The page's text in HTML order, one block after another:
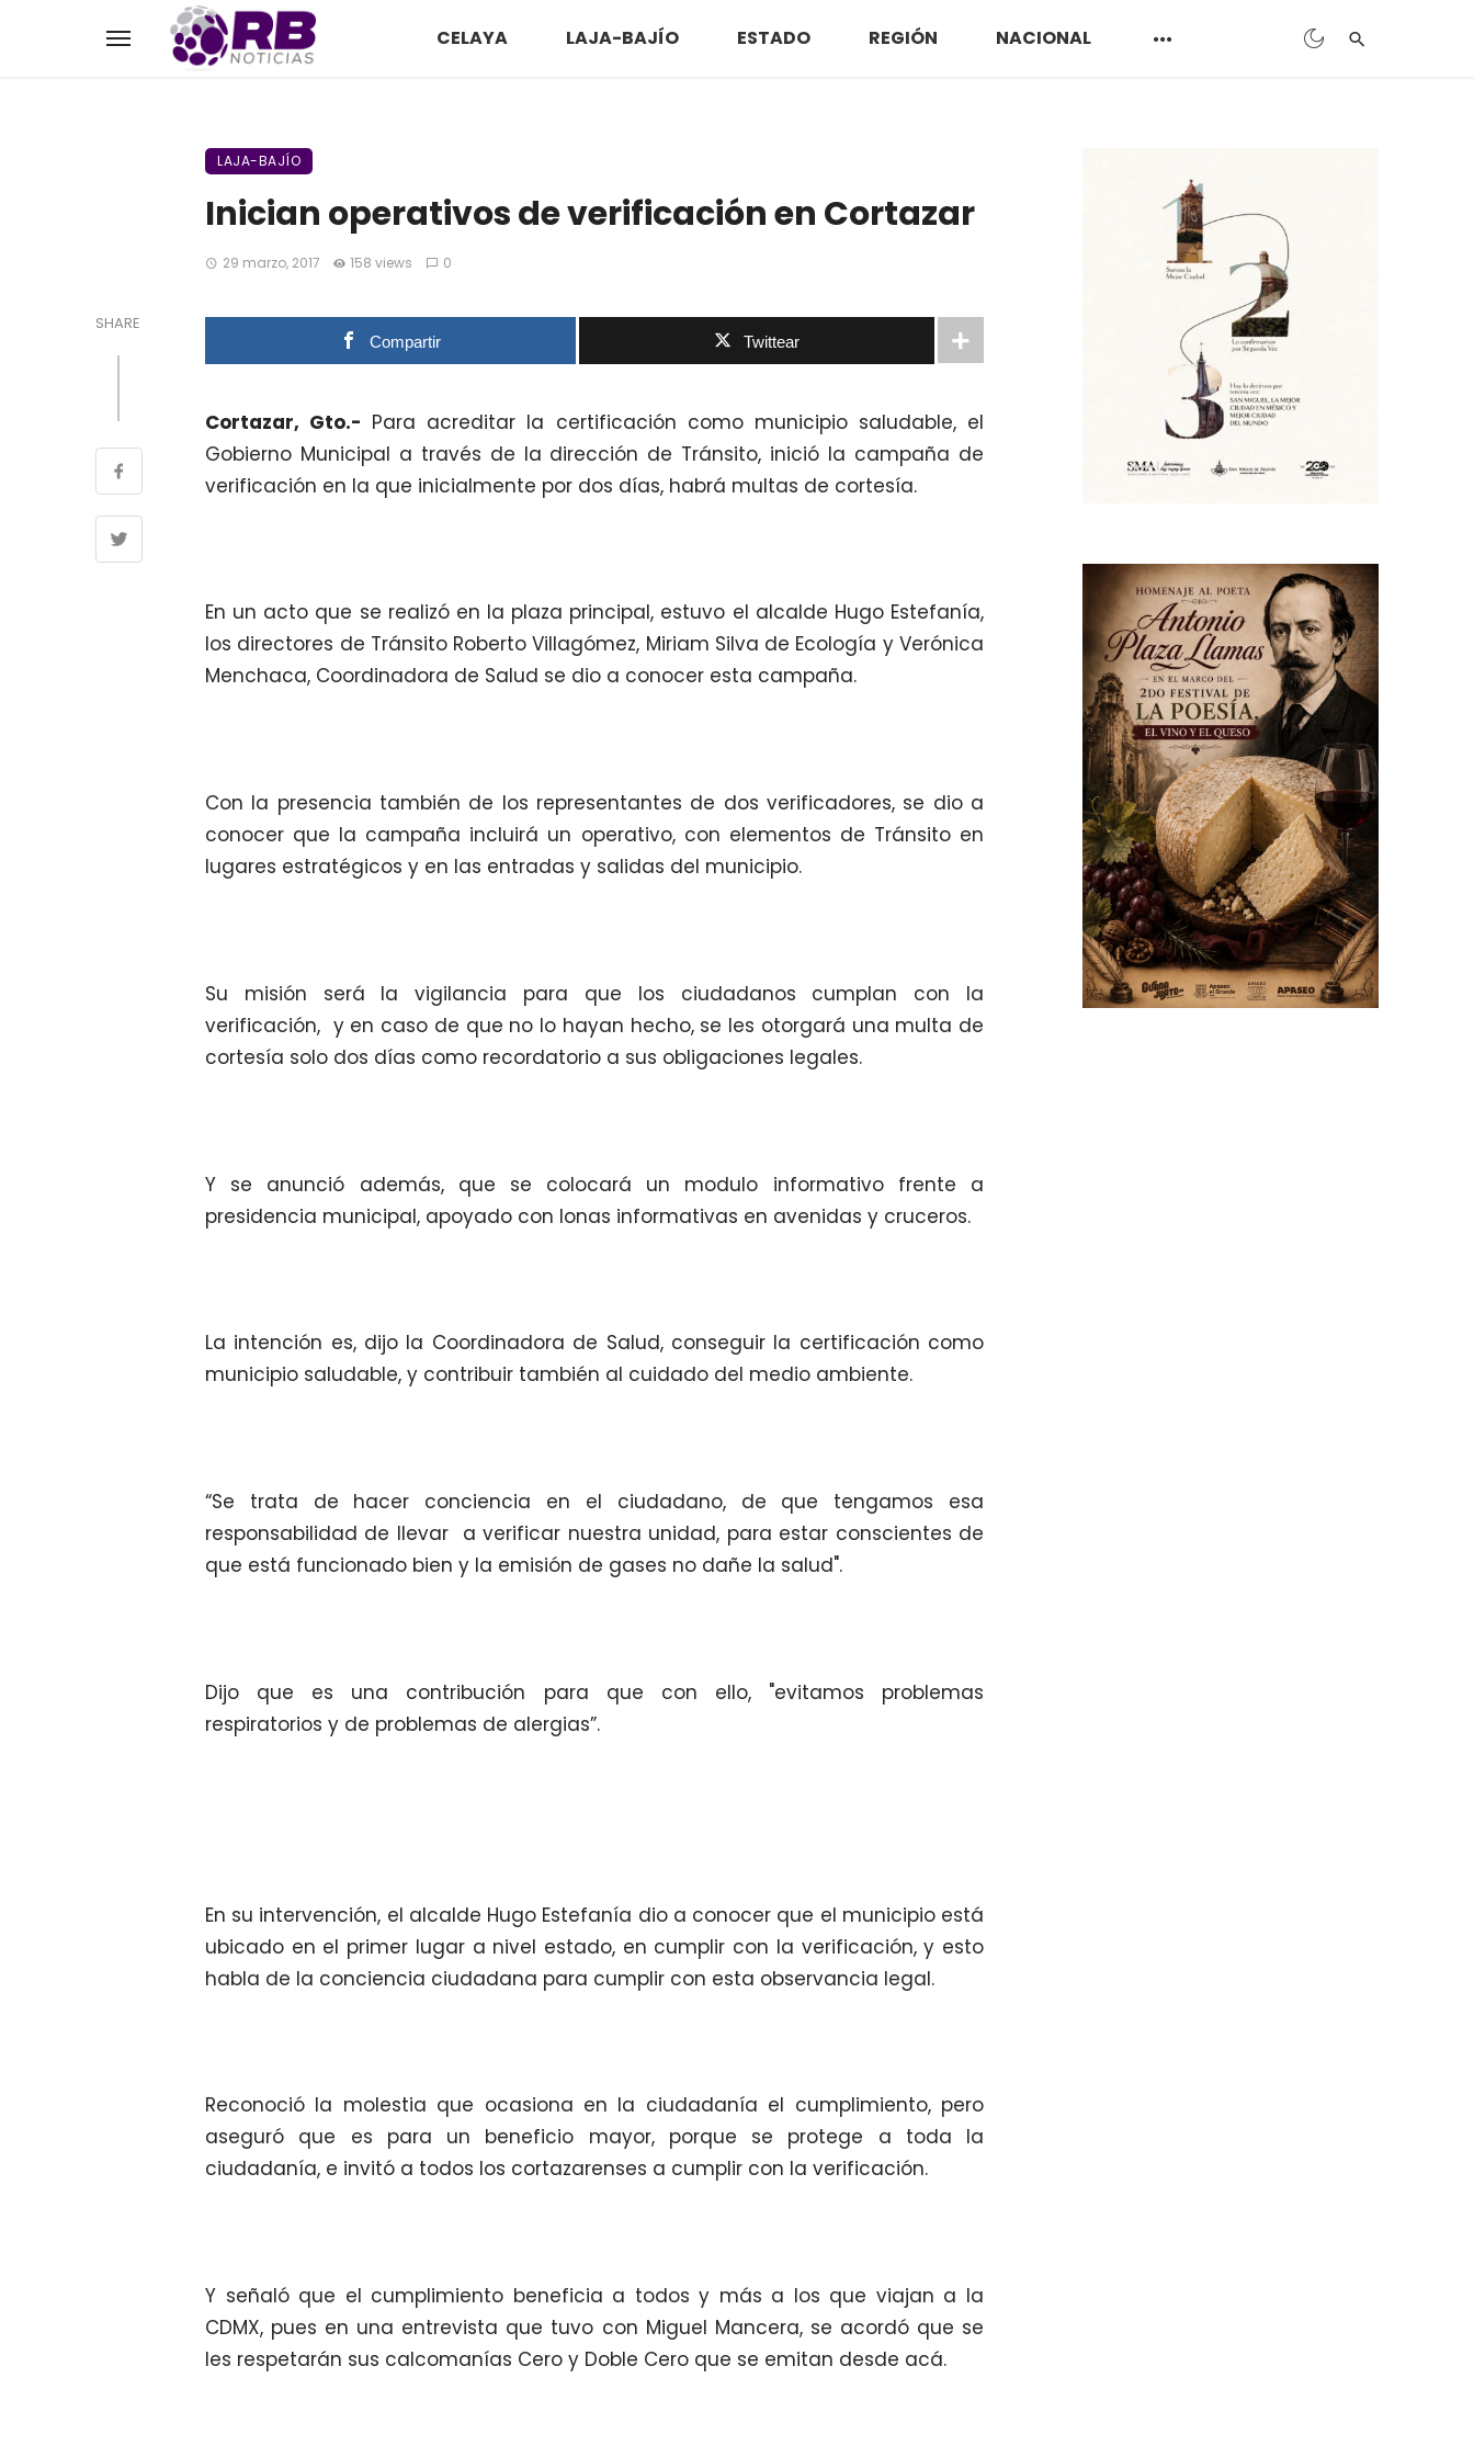
CELAYA LAJA-BAJÍO ESTADO REGIÓN NACIONAL
LAJA-BAJÍO
Inician operativos de verificación en Cortazar
29 marzo, 2017 158 views 0
SHARE
Compartir Twittear
Cortazar, Gto.- Para acreditar la certificación como municipio saludable, el
Gobierno Municipal a través de la dirección de Tránsito, inició la campaña de
verificación en la que inicialmente por dos días, habrá multas de cortesía.
En un acto que se realizó en la plaza principal, estuvo el alcalde Hugo Estefanía,
los directores de Tránsito Roberto Villagómez, Miriam Silva de Ecología y Verónica
Menchaca, Coordinadora de Salud se dio a conocer esta campaña.
Con la presencia también de los representantes de dos verificadores, se dio a
conocer que la campaña incluirá un operativo, con elementos de Tránsito en
lugares estratégicos y en las entradas y salidas del municipio.
Su misión será la vigilancia para que los ciudadanos cumplan con la
verificación, y en caso de que no lo hayan hecho, se les otorgará una multa de
cortesía solo dos días como recordatorio a sus obligaciones legales.
Y se anunció además, que se colocará un modulo informativo frente a
presidencia municipal, apoyado con lonas informativas en avenidas y cruceros.
La intención es, dijo la Coordinadora de Salud, conseguir la certificación como
municipio saludable, y contribuir también al cuidado del medio ambiente.
“Se trata de hacer conciencia en el ciudadano, de que tengamos esa
responsabilidad de llevar a verificar nuestra unidad, para estar conscientes de
que está funcionado bien y la emisión de gases no dañe la salud".
Dijo que es una contribución para que con ello, "evitamos problemas
respiratorios y de problemas de alergias”.
En su intervención, el alcalde Hugo Estefanía dio a conocer que el municipio está
ubicado en el primer lugar a nivel estado, en cumplir con la verificación, y esto
habla de la conciencia ciudadana para cumplir con esta observancia legal.
Reconoció la molestia que ocasiona en la ciudadanía el cumplimiento, pero
aseguró que es para un beneficio mayor, porque se protege a toda la
ciudadanía, e invitó a todos los cortazarenses a cumplir con la verificación.
Y señaló que el cumplimiento beneficia a todos y más a los que viajan a la
CDMX, pues en una entrevista que tuvo con Miguel Mancera, se acordó que se
les respetarán sus calcomanías Cero y Doble Cero que se emitan desde acá.